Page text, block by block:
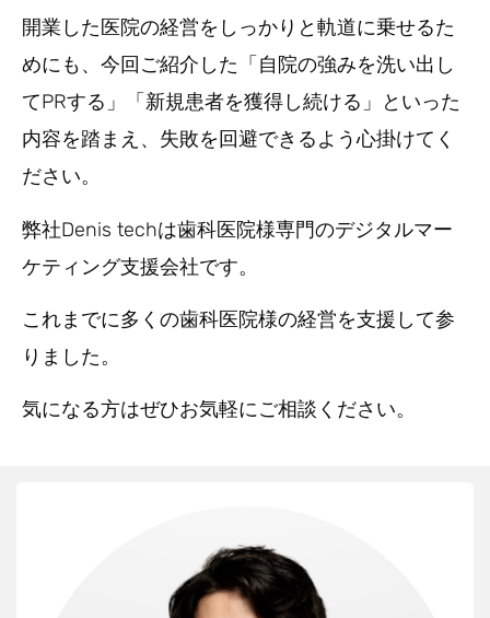
開業した医院の経営をしっかりと軌道に乗せるた
めにも、今回ご紹介した「自院の強みを洗い出し
てPRする」「新規患者を獲得し続ける」といった
内容を踏まえ、失敗を回避できるよう心掛けてく
ださい。
弊社Denis techは歯科医院様専門のデジタルマー
ケティング支援会社です。
これまでに多くの歯科医院様の経営を支援して参
りました。
気になる方はぜひお気軽にご相談ください。